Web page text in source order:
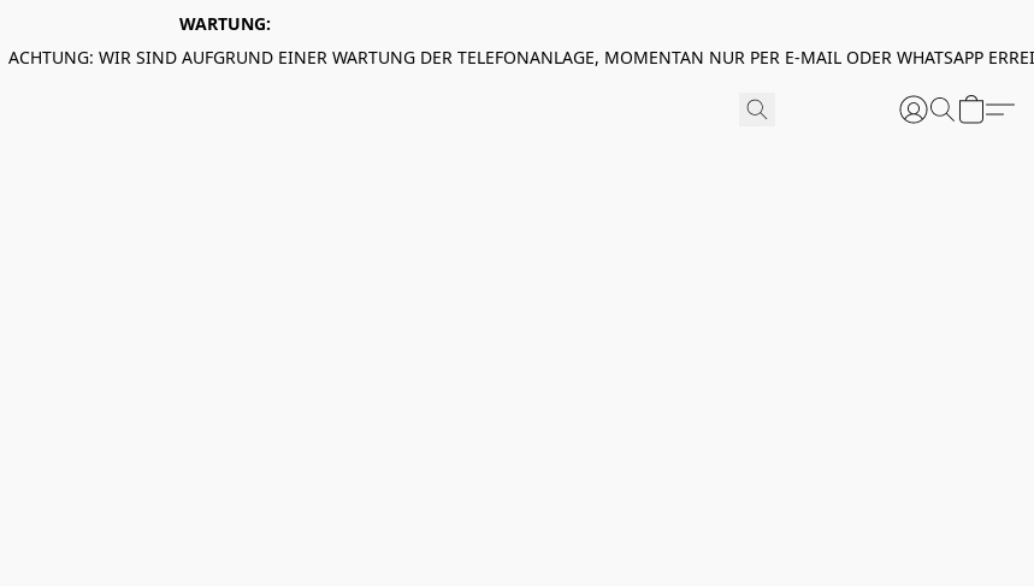
WARTUNG:
ACHTUNG: WIR SIND AUFGRUND EINER WARTUNG DER TELEFONANLAGE, MOMENTAN NUR PER E-MAIL ODER WHATSAPP